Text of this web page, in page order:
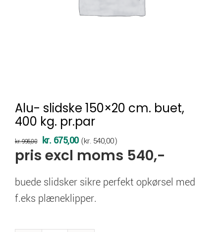
Alu- slidske 150×20 cm. buet,
400 kg. pr.par
kr.995,00
Den
oprindelige
var:
kr. 995,00.
kr. 675,00Den
aktuelle
er:
kr. 675,00.
(kr. 540,00)
pris excl moms 540,-
buede slidsker sikre perfekt opkørsel med
f.eks plæneklipper.